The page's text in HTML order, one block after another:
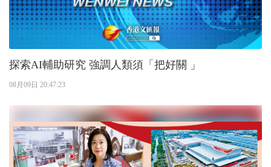
探索AI輔助研究 強調人類須「把好關 」
08月09日 20:47:23